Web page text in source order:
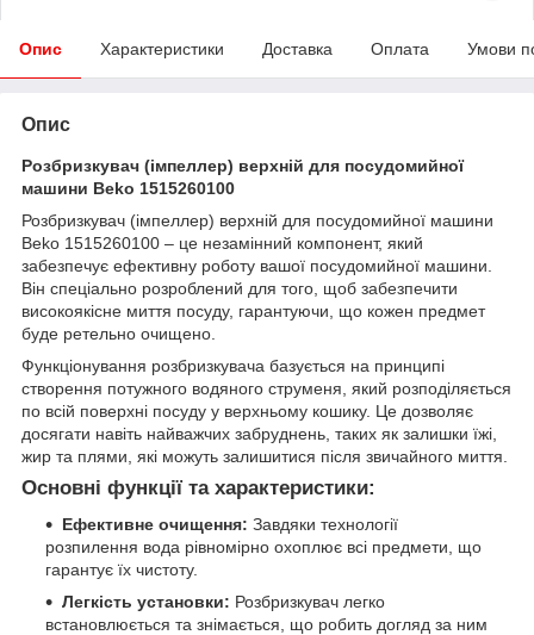
Опис Характеристики Доставка Оплата Умови
Опис
Розбризкувач (імпеллер) верхній для посудомийної
машини Beko 1515260100
Розбризкувач (імпеллер) верхній для посудомийної машини
Beko 1515260100 – це незамінний компонент, який
забезпечує ефективну роботу вашої посудомийної машини.
Він спеціально розроблений для того, щоб забезпечити
високоякісне миття посуду, гарантуючи, що кожен предмет
буде ретельно очищено.
Функціонування розбризкувача базується на принципі
створення потужного водяного струменя, який розподіляється
по всій поверхні посуду у верхньому кошику. Це дозволяє
досягати навіть найважчих забруднень, таких як залишки їжі,
жир та плями, які можуть залишитися після звичайного миття.
Основні функції та характеристики:
Ефективне очищення: Завдяки технології
розпилення вода рівномірно охоплює всі предмети, що
гарантує їх чистоту.
Легкість установки: Розбризкувач легко
встановлюється та знімається, що робить догляд за ним